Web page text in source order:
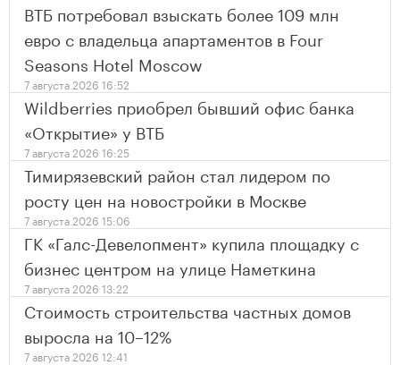
ВТБ потребовал взыскать более 109 млн
евро с владельца апартаментов в Four
Seasons Hotel Moscow
7 августа 2026 16:52
Wildberries приобрел бывший офис банка
«Открытие» у ВТБ
7 августа 2026 16:25
Тимирязевский район стал лидером по
росту цен на новостройки в Москве
7 августа 2026 15:06
ГК «Галс-Девелопмент» купила площадку с
бизнес центром на улице Наметкина
7 августа 2026 13:22
Стоимость строительства частных домов
выросла на 10–12%
7 августа 2026 12:41